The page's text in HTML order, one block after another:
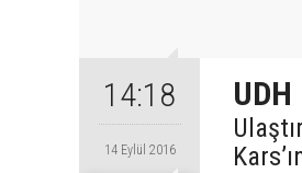
14:18
14 Eylül 2016
UDH